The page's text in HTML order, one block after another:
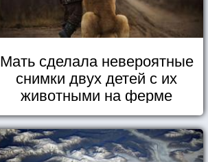
Мать сделала невероятные
снимки двух детей с их
животными на ферме